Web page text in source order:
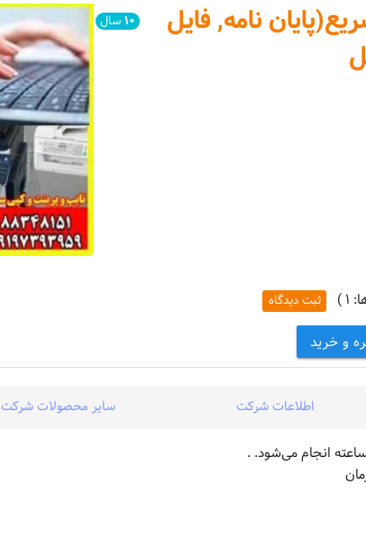
نامه, فایل
۱ ) ثبت دیدگاه
و خرید
۱۰سال
اطلاعات شرکت سایر محصولات شرکت